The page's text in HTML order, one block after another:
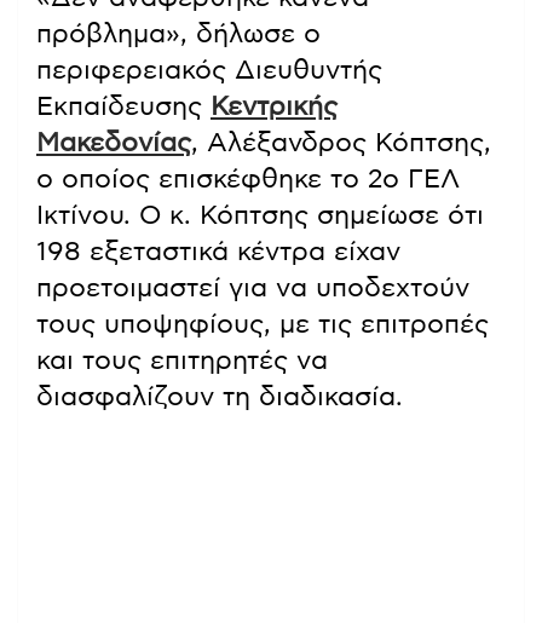
πρόβλημα», δήλωσε ο
περιφερειακός Διευθυντής
Εκπαίδευσης Κεντρικής
Μακεδονίας, Αλέξανδρος Κόπτσης,
ο οποίος επισκέφθηκε το 2ο ΓΕΛ
Ικτίνου. Ο κ. Κόπτσης σημείωσε ότι
198 εξεταστικά κέντρα είχαν
προετοιμαστεί για να υποδεχτούν
τους υποψηφίους, με τις επιτροπές
και τους επιτηρητές να
διασφαλίζουν τη διαδικασία.